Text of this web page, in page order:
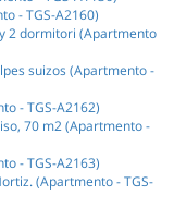
- TGS-A2160)
2 dormitori (Apartmento
suizos (Apartmento -
- TGS-A2162)
70 m2 (Apartmento -
- TGS-A2163)
(Apartmento - TGS-